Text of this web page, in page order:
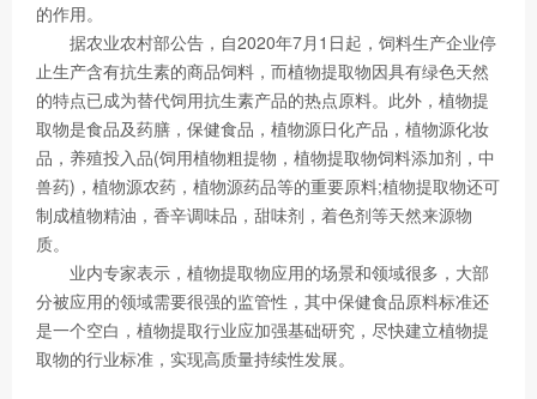
的作用。
据农业农村部公告，自2020年7月1日起，饲料生产企业停
止生产含有抗生素的商品饲料，而植物提取物因具有绿色天然
的特点已成为替代饲用抗生素产品的热点原料。此外，植物提
取物是食品及药膳，保健食品，植物源日化产品，植物源化妆
品，养殖投入品(饲用植物粗提物，植物提取物饲料添加剂，中
兽药)，植物源农药，植物源药品等的重要原料;植物提取物还可
制成植物精油，香辛调味品，甜味剂，着色剂等天然来源物
质。
业内专家表示，植物提取物应用的场景和领域很多，大部
分被应用的领域需要很强的监管性，其中保健食品原料标准还
是一个空白，植物提取行业应加强基础研究，尽快建立植物提
取物的行业标准，实现高质量持续性发展。